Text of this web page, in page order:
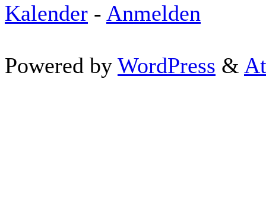
Kalender - Anmelden
Powered by WordPress &